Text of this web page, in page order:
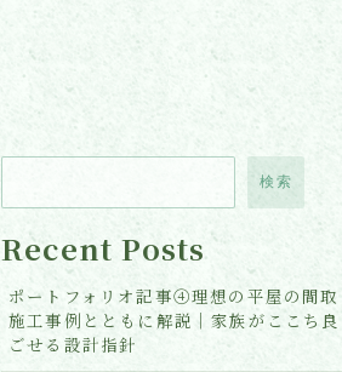
検索
Recent Posts
ポートフォリオ記事④理想の平屋の間取
施工事例とともに解説｜家族がここち
ごせる設計指針